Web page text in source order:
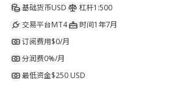
基础货币USD 杠杆1:500
交易平台MT4 时间1年7月
订阅费用$0/月
分润费0%/月
最低资金$250 USD